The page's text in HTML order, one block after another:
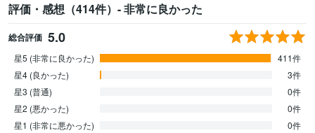
評価・感想（414件）- 非常に良かった
総合評価 5.0
星5 (非常に良かった)
411件
星4 (良かった)
3件
星3 (普通)
0件
星2 (悪かった)
0件
星1 (非常に悪かった)
0件